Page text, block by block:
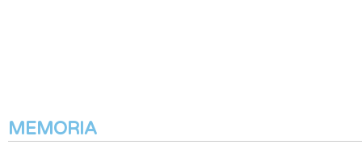
MEMORIA